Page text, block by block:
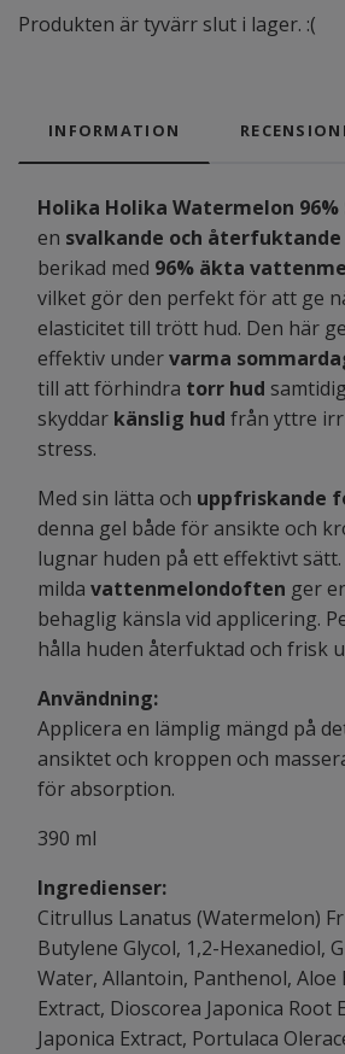
Produkten är tyvärr slut i lager. :(
INFORMATION
Holika Holika Watermelon 96%
en svalkande och
berikad med 96% äkta
vilket gör den perfekt för att ge
elasticitet till trött hud. Den här
effektiv undervarma
till att förhindra torr hud
skyddar känslig hud från yttre
stress.
Med sin lätta och uppfriskande
denna gel både för ansikte och
lugnar huden på ett effektivt sätt.
milda vattenmelondoften ger
behaglig känsla vid applicering.
hålla huden återfuktad och frisk
Användning:
Applicera en lämplig mängd på
ansiktet och kroppen och
för absorption.
390 ml
Ingredienser:
Citrullus Lanatus (Watermelon)
Butylene Glycol, 1,2-Hexanediol,
Water, Allantoin, Panthenol, Aloe
Extract, Dioscorea Japonica Root
Japonica Extract, Portulaca